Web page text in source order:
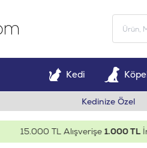
Kedi
Kedinize Özel
15.000 TL Alışverişe1.000 TL